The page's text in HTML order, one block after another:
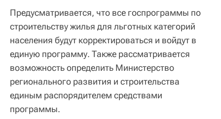
Предусматривается, что все госпрограммы по
строительству жилья для льготных категорий
населения будут корректироваться и войдут в
единую программу. Также рассматривается
возможность определить Министерство
регионального развития и строительства
единым распорядителем средствами
программы.